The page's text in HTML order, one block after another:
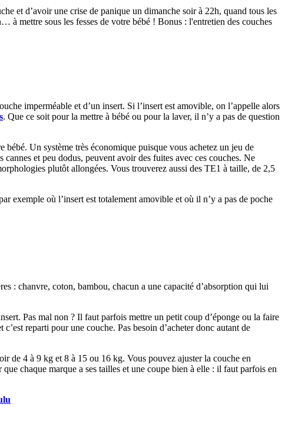
et d’avoir une crise de panique un dimanche soir à 22h, quand tous les
à mettre sous les fesses de votre bébé ! Bonus : l'entretien des couches
imperméable et d’un insert. Si l’insert est amovible, on l’appelle alors
. Que ce soit pour la mettre à bébé ou pour la laver, il n’y a pas de question
Un système très économique puisque vous achetez un jeu de
et peu dodus, peuvent avoir des fuites avec ces couches. Ne
plutôt allongées. Vous trouverez aussi des TE1 à taille, de 2,5
exemple où l’insert est totalement amovible et où il n’y a pas de poche
: chanvre, coton, bambou, chacun a une capacité d’absorption qui lui
Pas mal non ? Il faut parfois mettre un petit coup d’éponge ou la faire
reparti pour une couche. Pas besoin d’acheter donc autant de
de 4 à 9 kg et 8 à 15 ou 16 kg. Vous pouvez ajuster la couche en
chaque marque a ses tailles et une coupe bien à elle : il faut parfois en